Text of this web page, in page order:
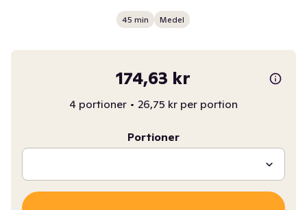
45 min Medel
174,63 kr
4 portioner • 26,75 kr per portion
Portioner